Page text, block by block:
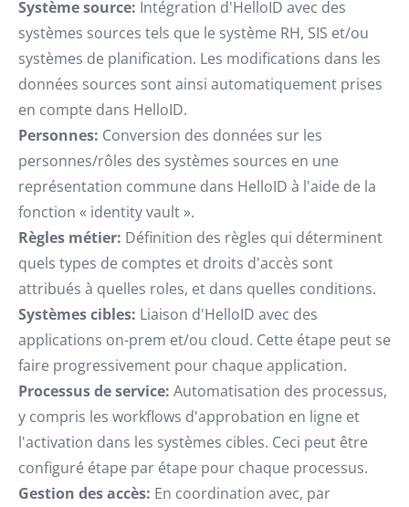
Système source: Intégration d'HelloID avec des
systèmes sources tels que le système RH, SIS et/ou
systèmes de planification. Les modifications dans les
données sources sont ainsi automatiquement prises
en compte dans HelloID.
Personnes: Conversion des données sur les
personnes/rôles des systèmes sources en une
représentation commune dans HelloID à l'aide de la
fonction « identity vault ».
Règles métier: Définition des règles qui déterminent
quels types de comptes et droits d'accès sont
attribués à quelles roles, et dans quelles conditions.
Systèmes cibles: Liaison d'HelloID avec des
applications on-prem et/ou cloud. Cette étape peut se
faire progressivement pour chaque application.
Processus de service: Automatisation des processus,
y compris les workflows d'approbation en ligne et
l'activation dans les systèmes cibles. Ceci peut être
configuré étape par étape pour chaque processus.
Gestion des accès: En coordination avec, par